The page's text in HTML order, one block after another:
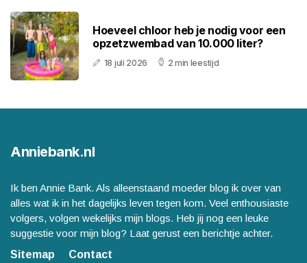
Hoeveel chloor heb je nodig voor een
opzetzwembad van 10.000 liter?
18 juli 2026 2 min leestijd
Anniebank.nl
Ik ben Annie Bank. Als alleenstaand moeder blog ik over van
alles wat ik in het dagelijks leven tegen kom. Veel enthousiaste
volgers, volgen wekelijks mijn blogs. Heb jij nog een leuke
suggestie voor mijn blog? Laat gerust een berichtje achter.
Sitemap
Contact